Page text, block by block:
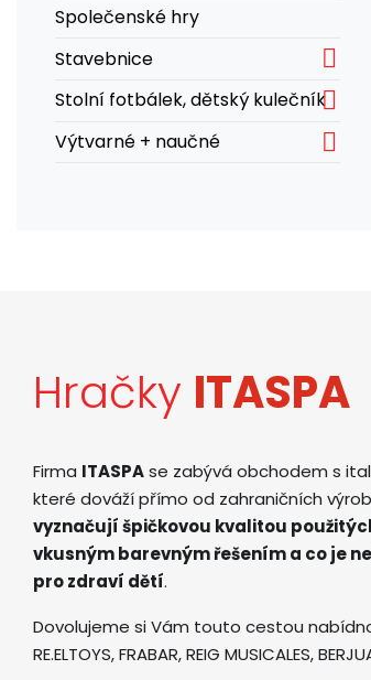
Společenské hry
Stavebnice

Stolní fotbálek, dětský kulečník
Výtvarné + naučné 
Hračky ITASPA
Firma ITASPAse zabývá obchodem s
které dováží přímo od zahraničních
vyznačují špičkovou kvalitou
vkusným barevným řešením a co je
pro zdraví dětí.
Dovolujeme si Vám touto cestou
RE.ELTOYS, FRABAR, REIG MUSICALES,